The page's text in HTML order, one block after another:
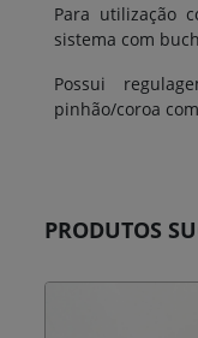
Para utilização
sistema com
Possui
pinhão/coroa
PRODUTOS